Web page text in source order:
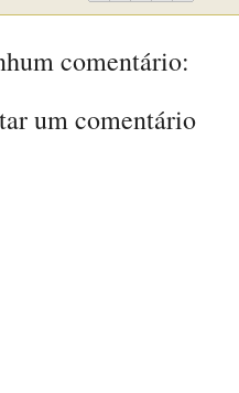
comentário:
um comentário